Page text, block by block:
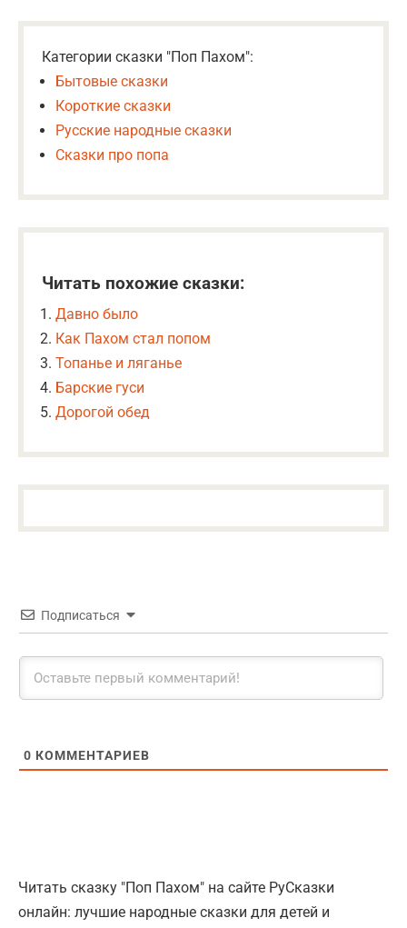
Категории сказки "Поп Пахом":
Бытовые сказки
Короткие сказки
Русские народные сказки
Сказки про попа
Читать похожие сказки:
Давно было
Как Пахом стал попом
Топанье и ляганье
Барские гуси
Дорогой обед
Подписаться
0 КОММЕНТАРИЕВ
Читать сказку "Поп Пахом" на сайте РуСказки
онлайн: лучшие народные сказки для детей и